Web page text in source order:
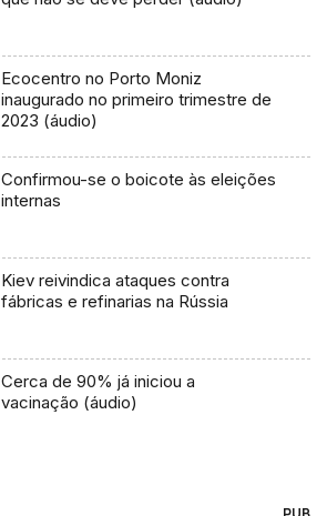
Ecocentro no Porto Moniz
inaugurado no primeiro trimestre de
2023 (áudio)
Confirmou-se o boicote às eleições
internas
Kiev reivindica ataques contra
fábricas e refinarias na Rússia
Cerca de 90% já iniciou a
vacinação (áudio)